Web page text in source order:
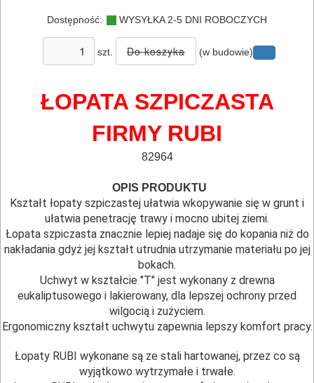
AKCESORIA
TRANSPORTOWANIE
POMIAROWE
NARZĘDZIA
BUDOWLANE
ELEKTRY..
GLAZURNICZE
AKCESORIA
MASZYNKI
Dostępność: WYSYŁKA 2-5 DNI ROBOCZYCH
szt. (w budowie)
ŁOPATA SZPICZASTA
FIRMY RUBI
82964
OPIS PRODUKTU
Kształt łopaty szpiczastej ułatwia wkopywanie się w grunt i
ułatwia penetrację trawy i mocno ubitej ziemi.
Łopata szpiczasta znacznie lepiej nadaje się do kopania niż do
nakładania gdyż jej kształt utrudnia utrzymanie materiału po jej
bokach.
Uchwyt w kształcie "T" jest wykonany z drewna
eukaliptusowego i lakierowany, dla lepszej ochrony przed
wilgocią i zużyciem.
Ergonomiczny kształt uchwytu zapewnia lepszy komfort pracy.
Łopaty RUBI wykonane są ze stali hartowanej, przez co są
wyjątkowo wytrzymałe i trwałe.